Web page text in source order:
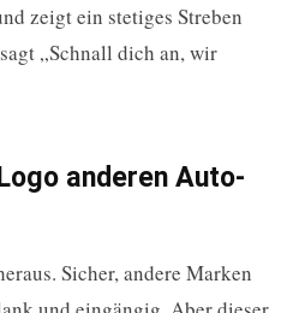
zeigt ein stetiges Streben
„Schnall dich an, wir
anderen Auto-
Sicher, andere Marken